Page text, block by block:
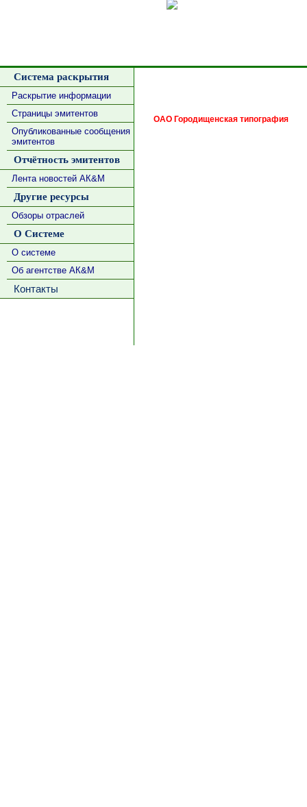
Система раскрытия
Раскрытие информации
Страницы эмитентов
Опубликованные сообщения
эмитентов
Отчётность эмитентов
Лента новостей АК&М
Другие ресурсы
Обзоры отраслей
О Системе
О системе
Об агентстве АК&М
Контакты
ОАО Городищенская типография